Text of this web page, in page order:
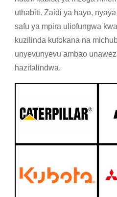
uthabiti. Zaidi ya hayo,
safu ya mpira uliofungwa
kuzilinda kutokana na
unyevunyevu ambao
hazitalindwa.